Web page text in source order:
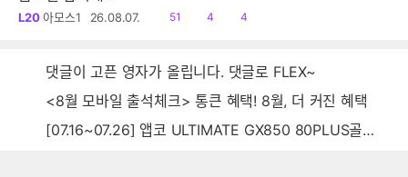
L20 아모스1 26.08.07.
읽
51
공
4
댓
4
댓글이 고픈 영자가 올립니다. 댓글로 FLEX~
<8월 모바일 출석체크> 통큰 혜택! 8월, 더 커진 혜택
[07.16~07.26] 앱코 ULTIMATE GX850 80PLUS골드 풀모듈러 ATX3.0 블랙